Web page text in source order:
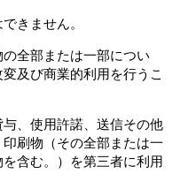
きません。
全部または一部につい
及び商業的利用を行うこ
、使用許諾、送信その他
刷物（その全部または一
含む。）を第三者に利用